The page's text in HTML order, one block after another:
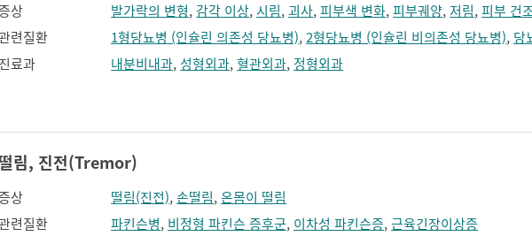
상 발가락의 변형, 감각 이상, 시림, 괴사,피부색 변화,피부궤양, 저림,피부 건
련질환
1형당뇨병 (인슐린 의존성 당뇨병),2형당뇨병 (인슐린 비의존성 당뇨병), 당
진료과
내분비내과, 성형외과,혈관외과, 정형외과
떨림, 진전(Tremor)
상 떨림(진전),손떨림,온몸이 떨림
련질환
파킨슨병, 비정형 파킨슨 증후군, 이차성 파킨슨증,근육긴장이상증